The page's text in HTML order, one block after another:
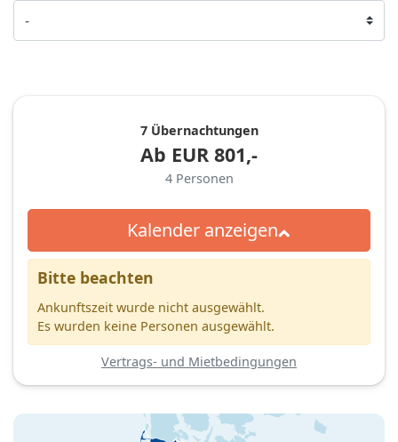
7 Übernachtungen
Ab EUR 801,-
4 Personen
Kalender anzeigen
Bitte beachten
Ankunftszeit wurde nicht ausgewählt.
Es wurden keine Personen ausgewählt.
Vertrags- und Mietbedingungen